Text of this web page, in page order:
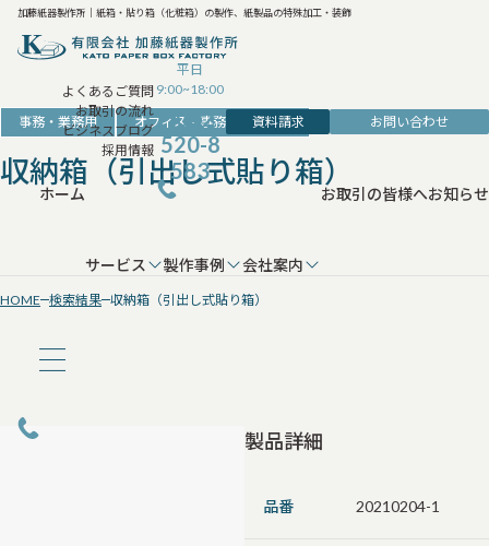
加藤紙器製作所｜紙箱・貼り箱（化粧箱）の製作、紙製品の特殊加工・装飾
よくあるご質問
お取引の流れ
ビジネスブログ
採用情報
平日
9:00~18:00
042-
520-8
583
資料請求 お問い合わせ
ホーム
サービス 製作事例 会社案内
お取引の皆様へお知らせ
事務・業務用 オフィス・事務・収納用品
収納箱（引出し式貼り箱）
HOME 検索結果 収納箱（引出し式貼り箱）
製品詳細
品番 20210204-1